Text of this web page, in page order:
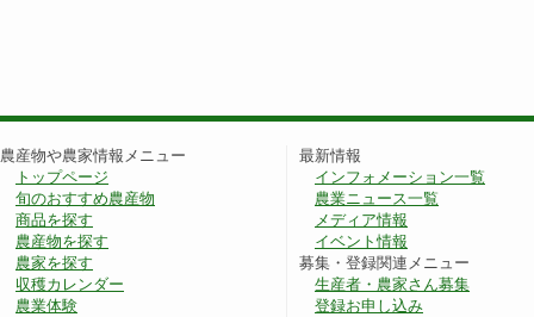
農産物や農家情報メニュー
トップページ
旬のおすすめ農産物
商品を探す
農産物を探す
農家を探す
収穫カレンダー
農業体験
最新情報
インフォメーション一覧
農業ニュース一覧
メディア情報
イベント情報
募集・登録関連メニュー
生産者・農家さん募集
登録お申し込み